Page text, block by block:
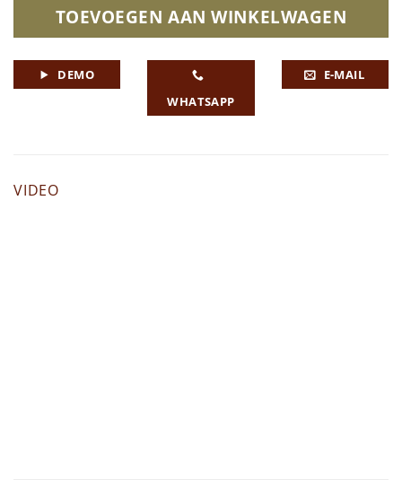
TOEVOEGEN AAN WINKELWAGEN
DEMO
WHATSAPP
E-MAIL
VIDEO